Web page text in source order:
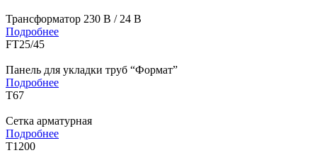
Трансформатор 230 В / 24 В
Подробнее
FT25/45
Панель для укладки труб “Формат”
Подробнее
T67
Сетка арматурная
Подробнее
T1200